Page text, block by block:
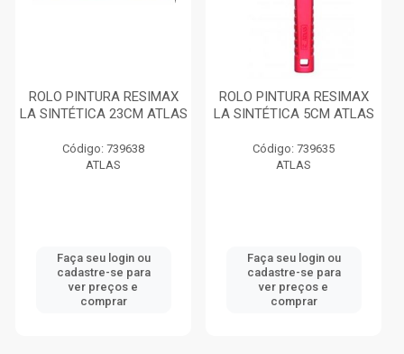
ROLO PINTURA RESIMAX
LA SINTÉTICA 23CM ATLAS
Código: 739638
ATLAS
Faça seu login ou
cadastre-se para
ver preços e
comprar
ROLO PINTURA RESIMAX
LA SINTÉTICA 5CM ATLAS
Código: 739635
ATLAS
Faça seu login ou
cadastre-se para
ver preços e
comprar